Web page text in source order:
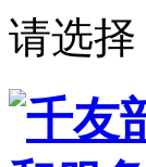
请选择